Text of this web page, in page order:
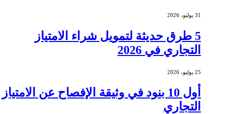
31 يوليو، 2026
5 طرق حديثة لتمويل شراء الامتياز
التجاري في 2026
25 يوليو، 2026
أول 10 بنود في وثيقة الإفصاح عن الامتياز
التجاري